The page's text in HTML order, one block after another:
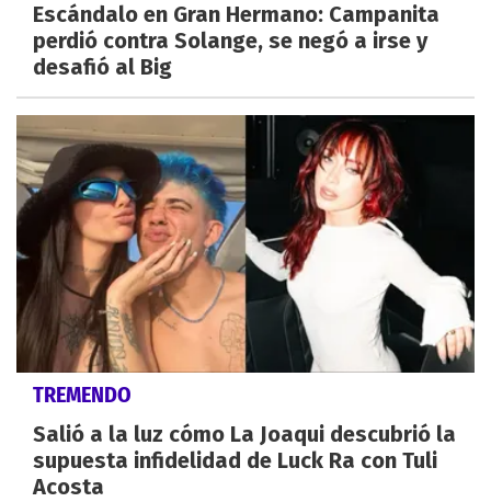
Escándalo en Gran Hermano: Campanita
perdió contra Solange, se negó a irse y
desafió al Big
TREMENDO
Salió a la luz cómo La Joaqui descubrió la
supuesta infidelidad de Luck Ra con Tuli
Acosta